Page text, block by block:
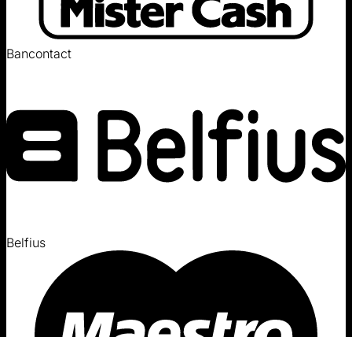
Bancontact
Belfius